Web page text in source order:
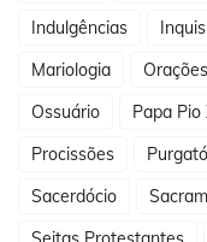
Indulgências
Mariologia
Orações
Ossuário
Papa Pio
Procissões
Sacerdócio